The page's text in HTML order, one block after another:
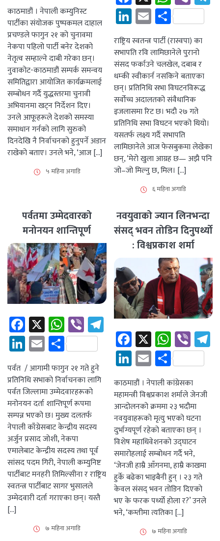
काठमाडौं । नेपाली कम्युनिस्ट
पार्टीका संयोजक पुष्पकमल दाहाल
प्रचण्डले फागुन २१ को चुनावमा
नेकपा पहिलो पार्टी बनेर देशको
नेतृत्व सम्हाल्ने दाबी गरेका छन्।
नुवाकोट-काठमाडौं सम्पर्क समन्वय
समितिद्वारा आयोजित कार्यक्रमलाई
सम्बोधन गर्दै युद्धस्तरमा चुनावी
अभियानमा खट्न निर्देशन दिए।
उनले आफूहरूले देशको समस्या
समाधान गर्नको लागि सुरुको
दिनदेखि नै निर्वाचनको हुनुपर्ने अडान
राखेको बताए। उनले भने, ‘आज […]
५ महिना अगाडि
LinkedIn
EmailShare
राष्ट्रिय स्वतन्त्र पार्टी (रास्वपा) का
सभापति रवि लामिछानेले पुरानो
संसद फर्काउने चलखेल, दबाब र
धम्की स्वीकार्न नसकिने बताएका
छन्। प्रतिनिधि सभा विघटनविरूद्ध
सर्वोच्च अदालतको संवैधानिक
इजलासमा रिट छ। भदौ २७ गते
प्रतिनिधि सभा विघटन भएको थियो।
यसतर्फ लक्ष्य गर्दै सभापति
लामिछानेले आज फेसबुकमा लेखेका
छन्, ‘मेरो खुला आग्रह छ— अझै पनि
जो–जो मिल्नु छ, मिल। […]
६ महिना अगाडि
पर्वतमा उम्मेदवारको
मनोनयन शान्तिपूर्ण
Facebook
X WhatsApp
ViberTelegram
LinkedIn
EmailShare
पर्वत / आगामी फागुन २१ गते हुने
प्रतिनिधि सभाको निर्वाचनका लागि
पर्वत जिल्लामा उम्मेदवारहरूको
मनोनयन दर्ता शान्तिपूर्ण रूपमा
सम्पन्न भएको छ। मुख्य दलतर्फ
नेपाली काँग्रेसबाट केन्द्रीय सदस्य
अर्जुन प्रसाद जोशी, नेकपा
एमालेबाट केन्द्रीय सदस्य तथा पूर्व
सांसद पदम गिरी, नेपाली कम्युनिष्ट
पार्टीबाट मनहरी तिमिल्सीना र राष्ट्रिय
स्वतन्त्र पार्टीबाट सागर भुसालले
उम्मेदवारी दर्ता गराएका छन्। यस्तै
[…]
७ महिना अगाडि
नवयुवाको ज्यान लिनभन्दा
संसद् भवन तोडिन दिनुपर्थ्यो
: विश्वप्रकाश शर्मा
Facebook
X
LinkedIn
EmailShare
काठमाडौं । नेपाली कांग्रेसका
महामन्त्री विश्वप्रकाश शर्माले जेनजी
आन्दोलनको क्रममा २३ भदौमा
नवयुवाहरूको मृत्यु भएको घटना
दुर्भाग्यपूर्ण रहेको बताएका छन् ।
विशेष महाधिवेशनको उद्घाटन
समारोहलाई सम्बोधन गर्दै भने,
‘जेनजी हाम्रै आँगनमा, हाम्रै काखमा
हुर्के बढेका भाइबैनी हुन् । २३ गते
केवल संसद् भवन तोडिन दिएको
भए के फरक पर्थ्यो होला र?’ उनले
भने, ‘कम्तीमा त्यतिका […]
७ महिना अगाडि